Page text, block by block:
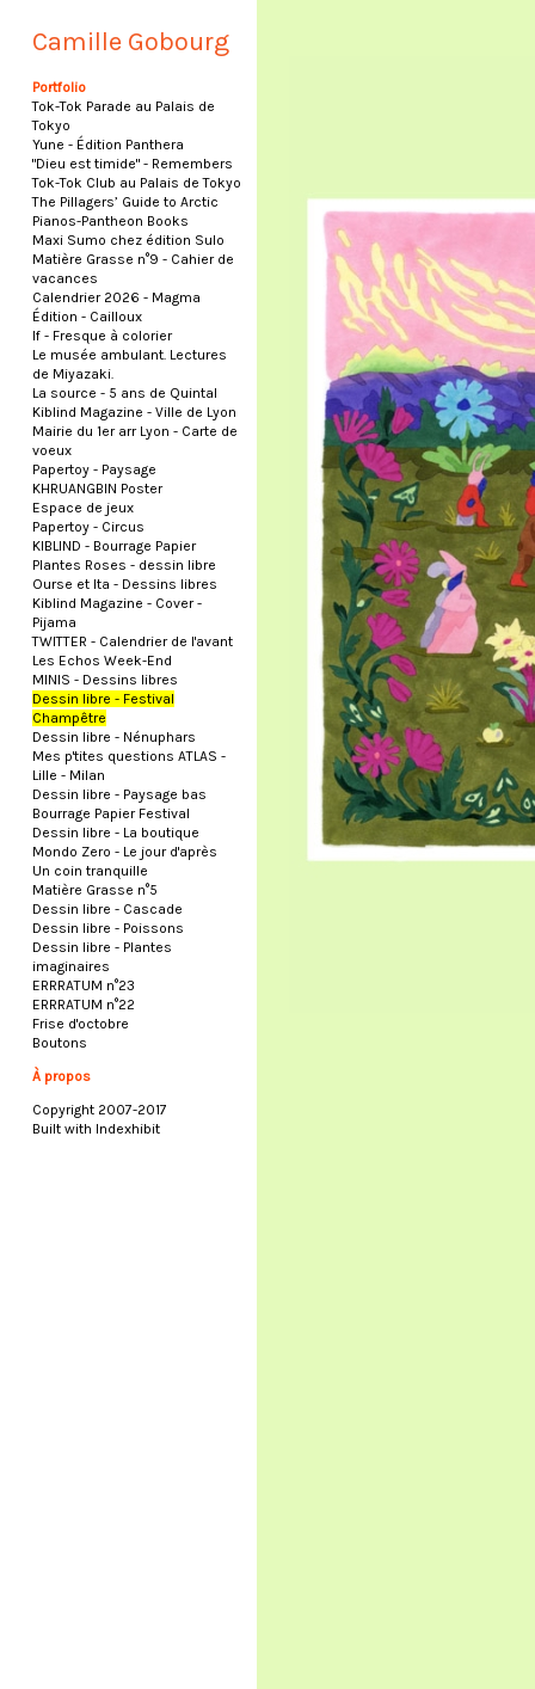
Camille Gobourg
Portfolio
Tok-Tok Parade au Palais de
Tokyo
Yune - Édition Panthera
"Dieu est timide" - Remembers
Tok-Tok Club au Palais de Tokyo
The Pillagers’ Guide to Arctic
Pianos-Pantheon Books
Maxi Sumo chez édition Sulo
Matière Grasse n°9 - Cahier de
vacances
Calendrier 2026 - Magma
Édition - Cailloux
If - Fresque à colorier
Le musée ambulant. Lectures
de Miyazaki.
La source - 5 ans de Quintal
Kiblind Magazine - Ville de Lyon
Mairie du 1er arr Lyon - Carte de
voeux
Papertoy - Paysage
KHRUANGBIN Poster
Espace de jeux
Papertoy - Circus
KIBLIND - Bourrage Papier
Plantes Roses - dessin libre
Ourse et Ita - Dessins libres
Kiblind Magazine - Cover -
Pijama
TWITTER - Calendrier de l'avant
Les Echos Week-End
MINIS - Dessins libres
Dessin libre - Festival
Champêtre
Dessin libre - Nénuphars
Mes p'tites questions ATLAS -
Lille - Milan
Dessin libre - Paysage bas
Bourrage Papier Festival
Dessin libre - La boutique
Mondo Zero - Le jour d'après
Un coin tranquille
Matière Grasse n°5
Dessin libre - Cascade
Dessin libre - Poissons
Dessin libre - Plantes
imaginaires
ERRRATUM n°23
ERRRATUM n°22
Frise d'octobre
Boutons
À propos
Copyright 2007-2017
Built with Indexhibit